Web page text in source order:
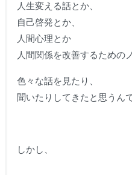
人生変える話とか、
自己啓発とか、
人間心理とか
人間関係を改善するための
色々な話を見たり、
聞いたりしてきたと思うん
しかし、